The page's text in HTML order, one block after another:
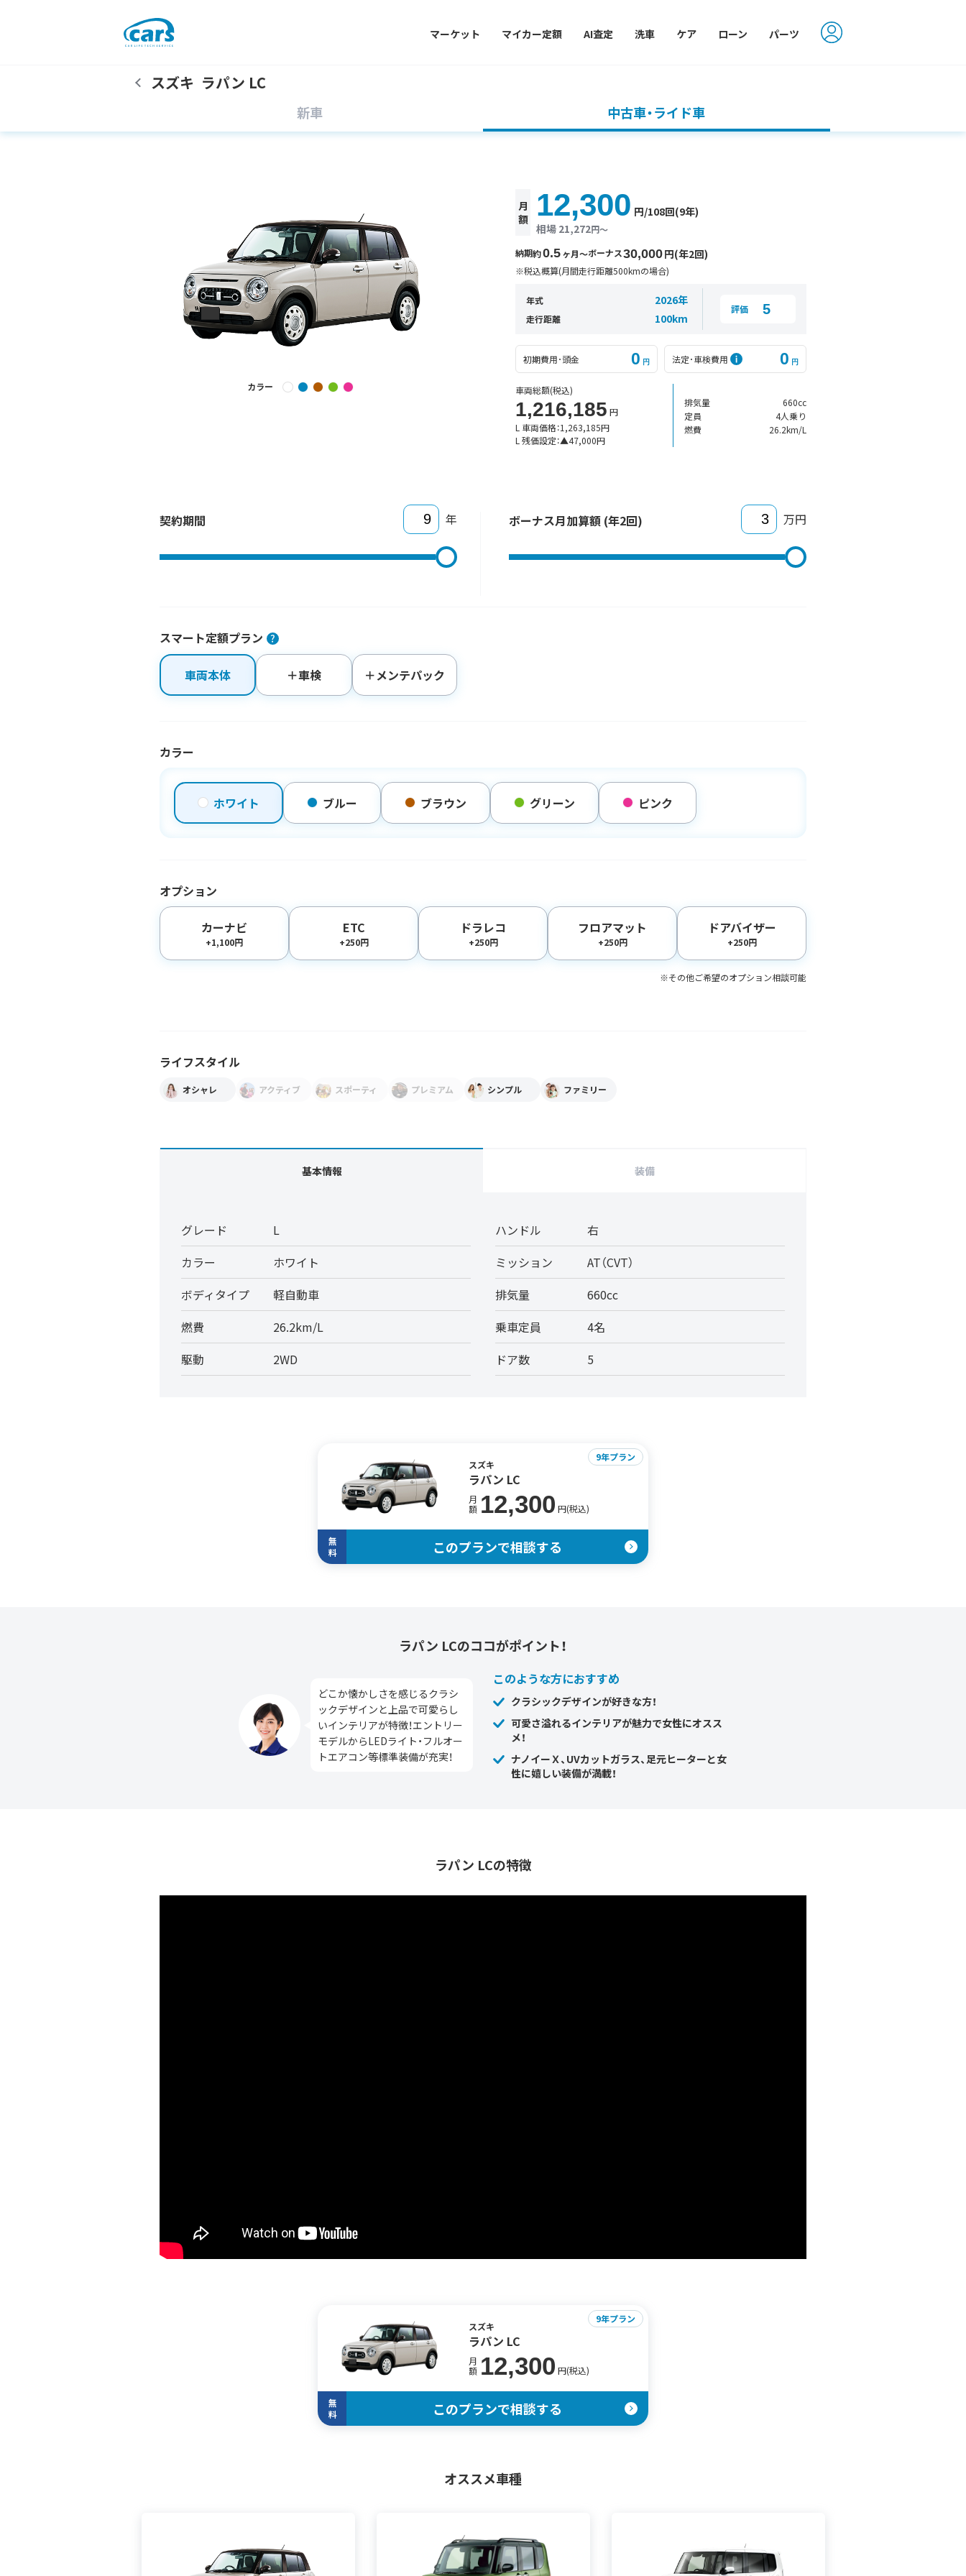
マーケット マイカー定額 AI査定 洗車 ケア ローン パーツ
スズキ ラパン LC
新車 中古車・ライド車
カラー
月
額
相場 21,272円〜
12,300 円/108回(9年)
納期約0.5ヶ月〜ボーナス30,000円(年2回)
※税込概算(月間走行距離500kmの場合)
年式 2026年
走行距離 100km
評価 5
初期費用･頭金 0 円 法定･車検費用 0 円
車両総額(税込)
1,216,185 円
L 車両価格：1,263,185円
L 残価設定：▲47,000円
排気量
660cc
定員
4人乗り
燃費
26.2km/L
契約期間 年 ボーナス月加算額 (年2回) 万円
スマート定額プラン
車両本体 ＋車検 ＋メンテパック
カラー
ホワイト ブルー ブラウン グリーン ピンク
オプション
カーナビ
+1,100円
ETC
+250円
ドラレコ
+250円
フロアマット
+250円
ドアバイザー
+250円
※その他ご希望のオプション相談可能
ライフスタイル
オシャレ アクティブ スポーティ プレミアム シンプル ファミリー
基本情報 装備
グレード
L
カラー
ホワイト
ボディタイプ
軽自動車
燃費
26.2km/L
駆動
2WD
ハンドル
右
ミッション
AT（CVT）
排気量
660cc
乗車定員
4名
ドア数
5
スズキ
ラパン LC
月
額 12,300 円(税込)
9年プラン
無
料
このプランで相談する
ラパン LCのココがポイント！
どこか懐かしさを感じるクラシ
ックデザインと上品で可愛らし
いインテリアが特徴！エントリー
モデルからLEDライト・フルオー
トエアコン等標準装備が充実！
このような方におすすめ
クラシックデザインが好きな方！
可愛さ溢れるインテリアが魅力で女性にオスス
メ！
ナノイーＸ、UVカットガラス、足元ヒーターと女
性に嬉しい装備が満載！
ラパン LCの特徴
スズキ
ラパン LC
月
額 12,300 円(税込)
9年プラン
無
料
このプランで相談する
オススメ車種